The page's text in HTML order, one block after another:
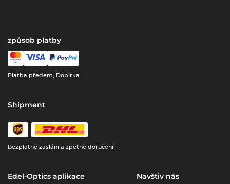
způsob platby
Platba předem, Dobírka
Shipment
Bezplatné zaslání a zpětné doručení
Edel-Optics aplikace Navštiv nás